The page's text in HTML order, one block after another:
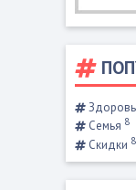
Семья 8
Скидки 8